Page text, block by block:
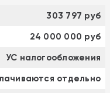
303 797 руб
24 000 000 руб
УС налогообложения
отдельно